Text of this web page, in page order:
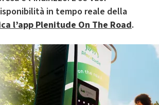
in tempo reale della
l’app Plenitude On The Road.